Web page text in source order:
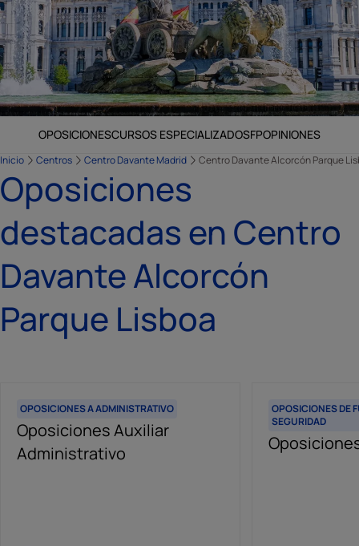
OPOSICIONESCURSOS ESPECIALIZADOSFPOPINIONES
Inicio Centros Centro Davante Madrid Centro Davante Alcorcón Parque
Oposiciones
destacadas en Centro
Davante Alcorcón
Parque Lisboa
OPOSICIONES A ADMINISTRATIVO
Oposiciones Auxiliar
Administrativo
OPOSICIONES DE
SEGURIDAD